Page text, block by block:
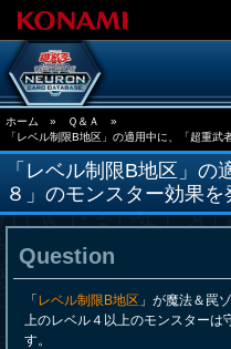
ホーム » Ｑ＆Ａ
»
「レベル制限B地区」の適用中に、「超重
「レベル制限B地区」の
８」のモンスター効果を
Question
「 レベル制限B地区 」が魔法＆罠
上のレベル４以上のモンスターは
す。